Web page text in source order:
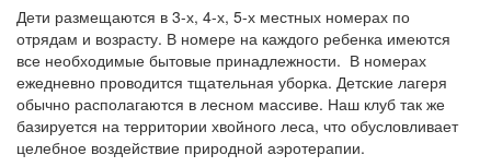
Дети размещаются в 3-х, 4-х, 5-х местных номерах по
отрядам и возрасту. В номере на каждого ребенка имеются
все необходимые бытовые принадлежности. В номерах
ежедневно проводится тщательная уборка. Детские лагеря
обычно располагаются в лесном массиве. Наш клуб так же
базируется на территории хвойного леса, что обусловливает
целебное воздействие природной аэротерапии.